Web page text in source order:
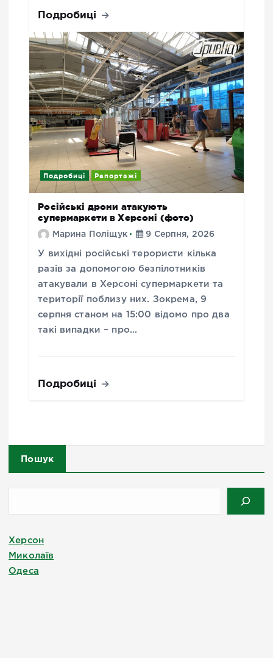
Подробиці
Подробиці Репортажі
Російські дрони атакують
супермаркети в Херсоні (фото)
Марина Поліщук 9 Серпня, 2026
У вихідні російські терористи кілька
разів за допомогою безпілотників
атакували в Херсоні супермаркети та
території поблизу них. Зокрема, 9
серпня станом на 15:00 відомо про два
такі випадки – про…
Подробиці
Пошук
Херсон
Миколаїв
Одеса